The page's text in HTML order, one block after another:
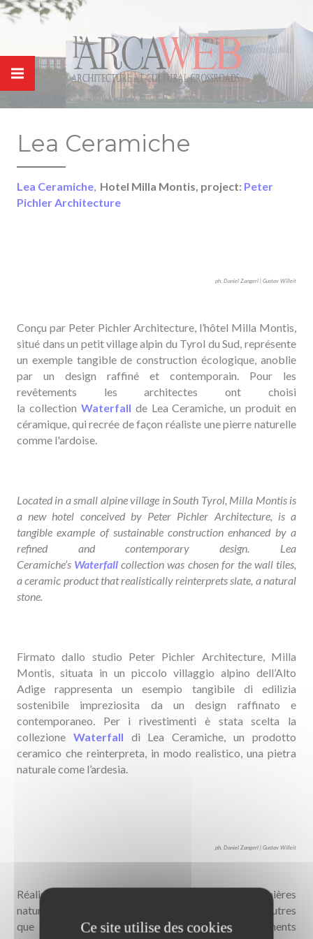
Lea Ceramiche
Lea Ceramiche, Hotel Milla Montis, project: Peter
Pichler Architecture
ph. Daniel Zangerl | Gustav Willeit
Conçu par Peter Pichler Architecture, l’hôtel Milla Montis,
situé dans un petit village alpin du Tyrol du Sud, représente
un exemple tangible de construction écologique, anoblie
par un design raffiné et contemporain. Pour les
revêtements les architectes ont choisi
la collection Waterfall de Lea Ceramiche, un produit en
céramique, qui recrée de façon réaliste une pierre naturelle
comme l'ardoise.
Located in a small alpine village in South Tyrol, Milla Montis is
a new hotel conceived by Peter Pichler Architecture, is a
tangible example of sustainable construction enhanced by a
refined and contemporary design. Lea
Ceramiche’s Waterfall collection was chosen for the wall tiles,
a ceramic product that realistically reinterprets slate, a natural
stone.
Firmato dallo studio Peter Pichler Architecture, Milla
Montis, situata in un piccolo villaggio alpino dell’Alto
Adige rappresenta un esempio tangibile di edilizia
sostenibile impreziosita da un design raffinato e
contemporaneo. Per i rivestimenti è stata scelta la
collezione Waterfall di Lea Ceramiche, un prodotto
ceramico che reinterpreta, in modo realistico, una pietra
naturale come l’ardesia.
ph. Daniel Zangerl | Gustav Willeit
Réalisé uniquement à partir de matières premières
naturelles, en recyclant des déchets et des rebuts autres
que la céramique, grâce aux importants investissements
Panneau de gestion des cookies
Ce site utilise des cookies